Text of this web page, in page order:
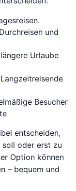
und
Urlaube
Besucher
entscheiden,
oder erst zu
Option können
– bequem und